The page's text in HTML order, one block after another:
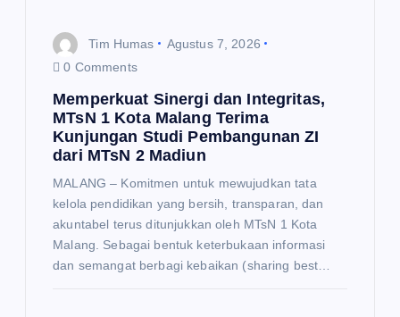
Tim Humas
Agustus 7, 2026
0 Comments
Memperkuat Sinergi dan Integritas,
MTsN 1 Kota Malang Terima
Kunjungan Studi Pembangunan ZI
dari MTsN 2 Madiun
MALANG – Komitmen untuk mewujudkan tata
kelola pendidikan yang bersih, transparan, dan
akuntabel terus ditunjukkan oleh MTsN 1 Kota
Malang. Sebagai bentuk keterbukaan informasi
dan semangat berbagi kebaikan (sharing best…